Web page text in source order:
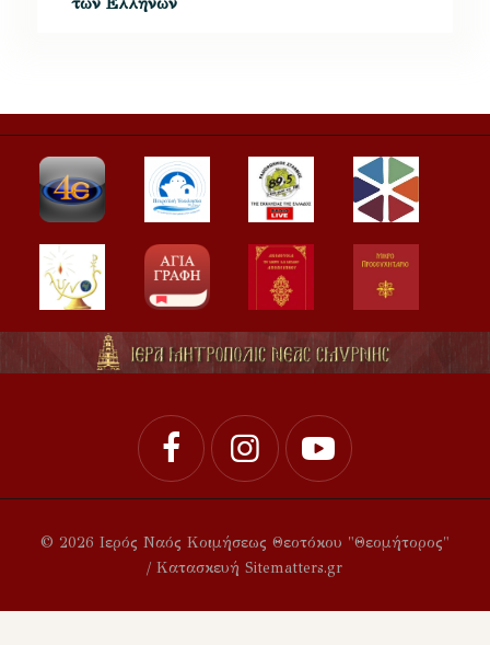
© 2026 Ιερός Ναός Κοιμήσεως Θεοτόκου "Θεομήτορος"
/ Κατασκευή Sitematters.gr